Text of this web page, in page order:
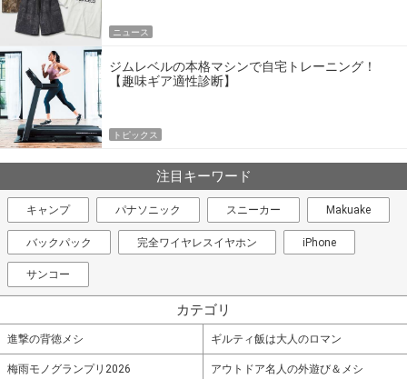
ニュース
ジムレベルの本格マシンで自宅トレーニング！
【趣味ギア適性診断】
トピックス
注目キーワード
キャンプ パナソニック スニーカー Makuake
バックパック 完全ワイヤレスイヤホン iPhone
サンコー
カテゴリ
進撃の背徳メシ ギルティ飯は大人のロマン
梅雨モノグランプリ2026 アウトドア名人の外遊び＆メシ